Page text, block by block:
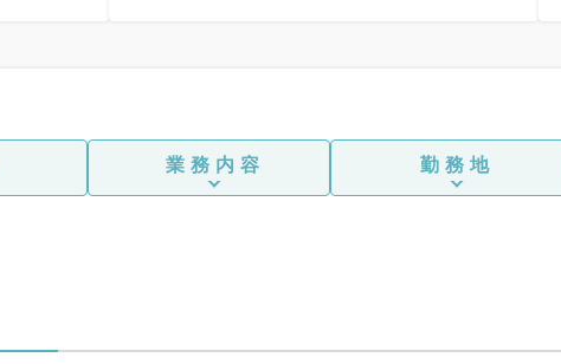
業務内容 勤務地